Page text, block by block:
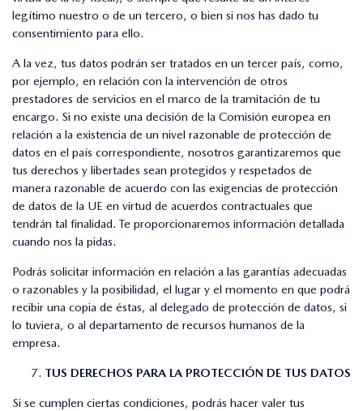
legítimo nuestro o de un tercero, o bien si nos has dado tu
consentimiento para ello.
A la vez, tus datos podrán ser tratados en un tercer país, como,
por ejemplo, en relación con la intervención de otros
prestadores de servicios en el marco de la tramitación de tu
encargo. Si no existe una decisión de la Comisión europea en
relación a la existencia de un nivel razonable de protección de
datos en el país correspondiente, nosotros garantizaremos que
tus derechos y libertades sean protegidos y respetados de
manera razonable de acuerdo con las exigencias de protección
de datos de la UE en virtud de acuerdos contractuales que
tendrán tal finalidad. Te proporcionaremos información detallada
cuando nos la pidas.
Podrás solicitar información en relación a las garantías adecuadas
o razonables y la posibilidad, el lugar y el momento en que podrá
recibir una copia de éstas, al delegado de protección de datos, si
lo tuviera, o al departamento de recursos humanos de la
empresa.
TUS DERECHOS PARA LA PROTECCIÓN DE TUS DATOS
Si se cumplen ciertas condiciones, podrás hacer valer tus